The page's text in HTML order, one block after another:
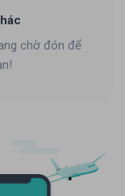
chờ đón để